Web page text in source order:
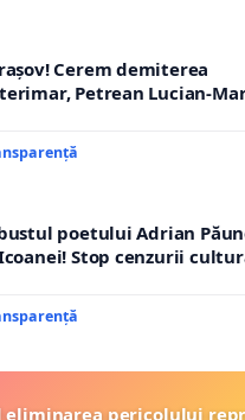
Cerem demiterea
Petrean Lucian-
poetului Adrian
Stop cenzurii
pericolului